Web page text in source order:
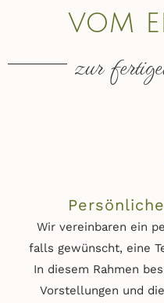
vom
zur
Wir vereinbaren ein
falls gewünscht, eine
In diesem Rahmen
Vorstellungen und